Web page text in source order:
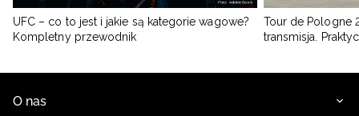
UFC – co to jest i jakie są kategorie wagowe?
Kompletny przewodnik
Tour de Pologne
transmisja.
O nas